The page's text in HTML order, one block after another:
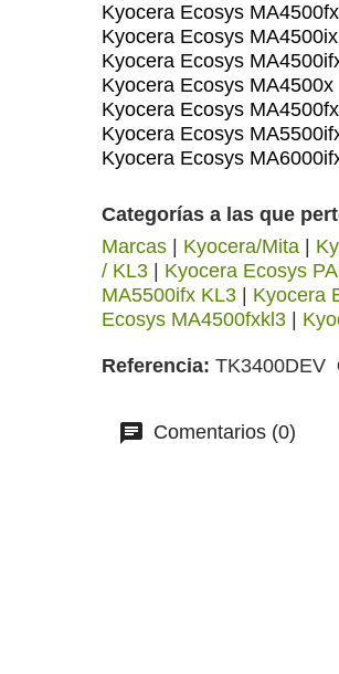
Kyocera Ecosys MA4500fx
Kyocera Ecosys MA4500ix
Kyocera Ecosys
Kyocera Ecosys MA4500x
Kyocera Ecosys MA4500fx
Kyocera Ecosys
Kyocera Ecosys
Categorías a las que
Marcas
Kyocera/Mita
/ KL3
Kyocera Ecosys
MA5500ifx KL3
Kyocera
Ecosys MA4500fxkl3
Referencia TK3400DEV
Comentarios (0)